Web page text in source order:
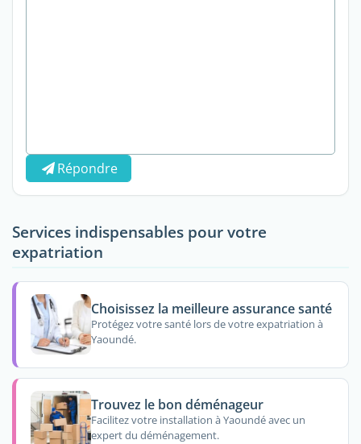
Répondre
Services indispensables pour votre
expatriation
Choisissez la meilleure assurance santé
Protégez votre santé lors de votre expatriation à
Yaoundé.
Trouvez le bon déménageur
Facilitez votre installation à Yaoundé avec un
expert du déménagement.